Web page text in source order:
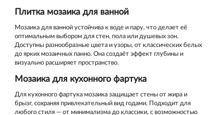
Плитка мозаика для ванной
Мозаика для ванной устойчива к воде и пару, что делает её
оптимальным выбором для стен, пола или душевых зон.
Доступны разнообразные цвета и узоры, от классических белых
до ярких мозаичных панно. Она создаёт эффект глубины и
визуально расширяет пространство.
Мозаика для кухонного фартука
Для кухонного фартука мозаика защищает стены от жира и
брызг, сохраняя привлекательный вид годами. Подходит для
любого стиля — от минимализма до классики, с возможностью